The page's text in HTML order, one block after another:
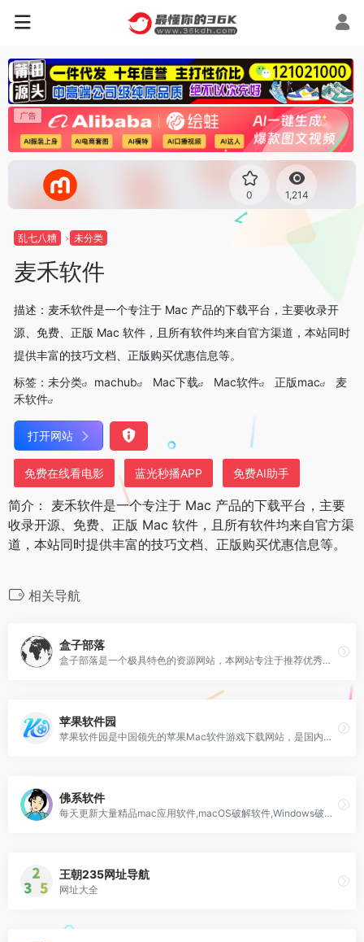
0 1,214
乱七八糟 未分类
麦禾软件
描述：麦禾软件是一个专注于 Mac 产品的下载平台，主要收录开
源、免费、正版 Mac 软件，且所有软件均来自官方渠道，本站同时
提供丰富的技巧文档、正版购买优惠信息等。
标签： 未分类 machub Mac下载 Mac软件 正版mac
麦
禾软件
打开网站
免费在线看电影 蓝光秒播APP 免费AI助手
简介： 麦禾软件是一个专注于 Mac 产品的下载平台，主要
收录开源、免费、正版 Mac 软件，且所有软件均来自官方渠
道，本站同时提供丰富的技巧文档、正版购买优惠信息等。
相关导航
盒子部落
盒子部落是一个极具特色的资源网站，本网站专注于推荐优秀软件、APP应用和互联网资源，每篇图文评测都极其用心。你在这里可以免费获取我们精选的优秀软件应用、装机必备软件，我们每天都会分享大量的软件，为您提供优质的软件及下载服务。
苹果软件园
苹果软件园是中国领先的苹果Mac软件游戏下载网站，是国内苹果行业的第一品牌，被众多业内人士认为是中国最具发展潜力苹果网站之一。
佛系软件
每天更新大量精品mac应用软件,macOS破解软件,Windows破解软件
王朝235网址导航
网址大全